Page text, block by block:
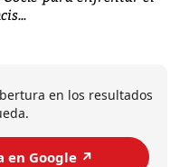
en los resultados
en Google ↗️